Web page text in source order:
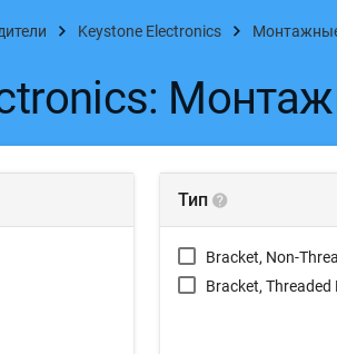
Keystone Electronics
Тип
Bracket, Non-
Bracket, Threaded